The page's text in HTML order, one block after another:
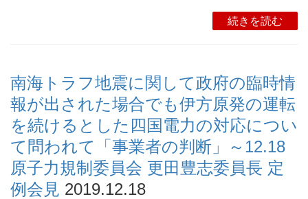
続きを読む
南海トラフ地震に関して政府の臨時情
報が出された場合でも伊方原発の運転
を続けるとした四国電力の対応につい
て問われて「事業者の判断」～12.18
原子力規制委員会 更田豊志委員長 定
例会見 2019.12.18